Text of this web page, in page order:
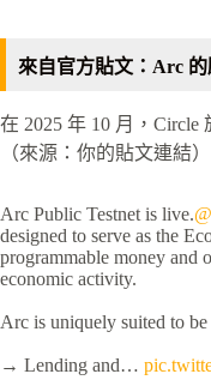
來自官方貼文：Arc 的
在 2025 年 10 月，
（來源：你的貼文連結
Arc Public Testnet is live.
designed to serve as the
programmable money and
economic activity.
Arc is uniquely suited to
→ Lending and…